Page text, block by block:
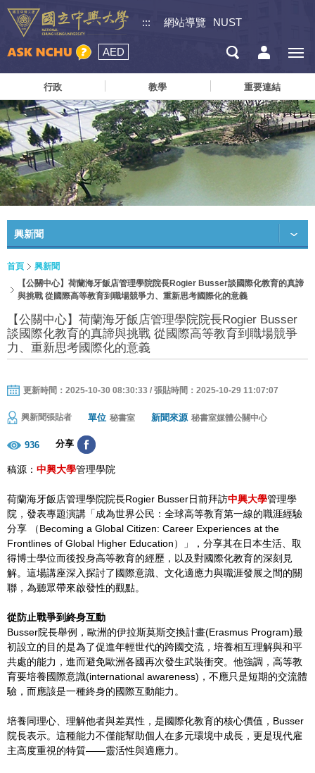
::: 網站導覽 NUST
AED
行政 教學 重要連結
興新聞
首頁
興新聞
【公關中心】荷蘭海牙飯店管理學院院長Rogier Busser談國際化教育的真諦
與挑戰 從國際高等教育到職場競爭力、重新思考國際化的意義
【公關中心】荷蘭海牙飯店管理學院院長Rogier Busser
談國際化教育的真諦與挑戰 從國際高等教育到職場競爭
力、重新思考國際化的意義
更新時間：2025-10-30 08:30:33 / 張貼時間：2025-10-29 11:07:07
興新聞張貼者 單位 秘書室 新聞來源 秘書室媒體公關中心
936 分享
稿源： 中興大學管理學院
荷蘭海牙飯店管理學院院長Rogier Busser日前拜訪中興大學管理學
院，發表專題演講「成為世界公民：全球高等教育第一線的職涯經驗
分享 （Becoming a Global Citizen: Career Experiences at the
Frontlines of Global Higher Education）」，分享其在日本生活、取
得博士學位而後投身高等教育的經歷，以及對國際化教育的深刻見
解。這場講座深入探討了國際意識、文化適應力與職涯發展之間的關
聯，為聽眾帶來啟發性的觀點。
從防止戰爭到終身互動
Busser院長舉例，歐洲的伊拉斯莫斯交換計畫(Erasmus Program)最
初設立的目的是為了促進年輕世代的跨國交流，培養相互理解與和平
共處的能力，進而避免歐洲各國再次發生武裝衝突。他強調，高等教
育要培養國際意識(international awareness)，不應只是短期的交流體
驗，而應該是一種終身的國際互動能力。
培養同理心、理解他者與差異性，是國際化教育的核心價值，Busser
院長表示。這種能力不僅能幫助個人在多元環境中成長，更是現代雇
主高度重視的特質——靈活性與適應力。